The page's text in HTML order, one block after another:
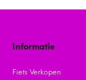
Informatie
Fiets Verkopen